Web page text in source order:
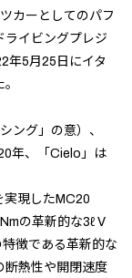
カーとしてのパフ
ライビングプレジ
年5月25日にイタ
ング」の意）、
年、「Cielo」は
実現したMC20
の革新的な3ℓ V
徴である革新的な
断熱性や開閉速度